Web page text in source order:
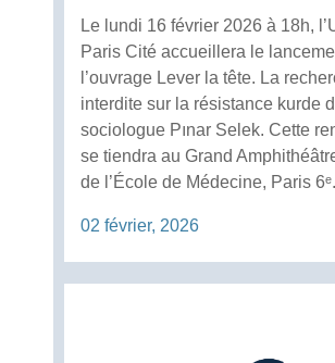
Le lundi 16 février 2026 à 18h,
Paris Cité accueillera le
l’ouvrage Lever la tête. La
interdite sur la résistance kurde
sociologue Pınar Selek. Cette
se tiendra au Grand
de l’École de Médecine, Paris
02 février, 2026